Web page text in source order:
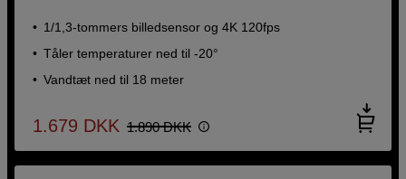
1/1,3-tommers billedsensor og 4K 120fps
Tåler temperaturer ned til -20°
Vandtæt ned til 18 meter
1.679 DKK 1.890 DKK